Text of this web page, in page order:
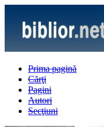
Prima pagină
Cărţi
Pagini
Autori
Secţiuni